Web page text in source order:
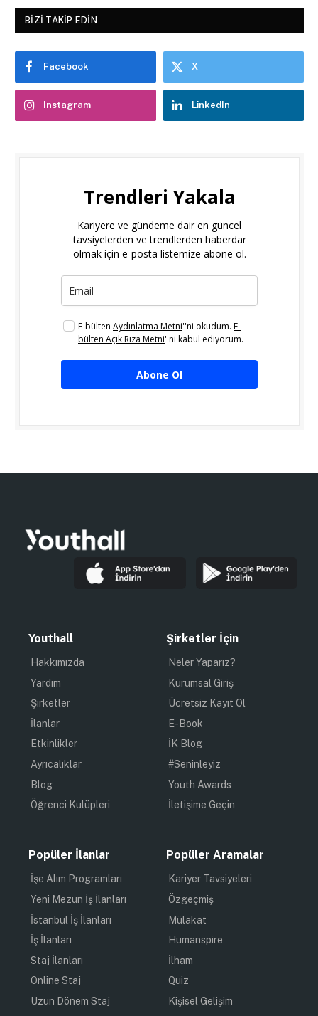
BIZI TAKIP EDIN
Facebook X
Instagram LinkedIn
Trendleri Yakala
Kariyere ve gündeme dair en güncel
tavsiyelerden ve trendlerden haberdar
olmak için e-posta listemize abone ol.
E-bülten Aydınlatma Metni''ni okudum. E-
bülten Açık Rıza Metni''ni kabul ediyorum.
Abone Ol
Youthall
Hakkımızda
Yardım
Şirketler
İlanlar
Etkinlikler
Ayrıcalıklar
Blog
Öğrenci Kulüpleri
Şirketler İçin
Neler Yaparız?
Kurumsal Giriş
Ücretsiz Kayıt Ol
E-Book
İK Blog
#Seninleyiz
Youth Awards
İletişime Geçin
Popüler İlanlar
İşe Alım Programları
Yeni Mezun İş İlanları
İstanbul İş İlanları
İş İlanları
Staj İlanları
Online Staj
Uzun Dönem Staj
Popüler Aramalar
Kariyer Tavsiyeleri
Özgeçmiş
Mülakat
Humanspire
İlham
Quiz
Kişisel Gelişim